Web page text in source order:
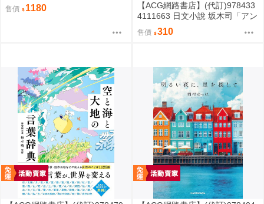
售價 1180
【ACG網路書店】(代訂)978433
4111663 日文小說 坂木司「アン
と幸福」
售價 310